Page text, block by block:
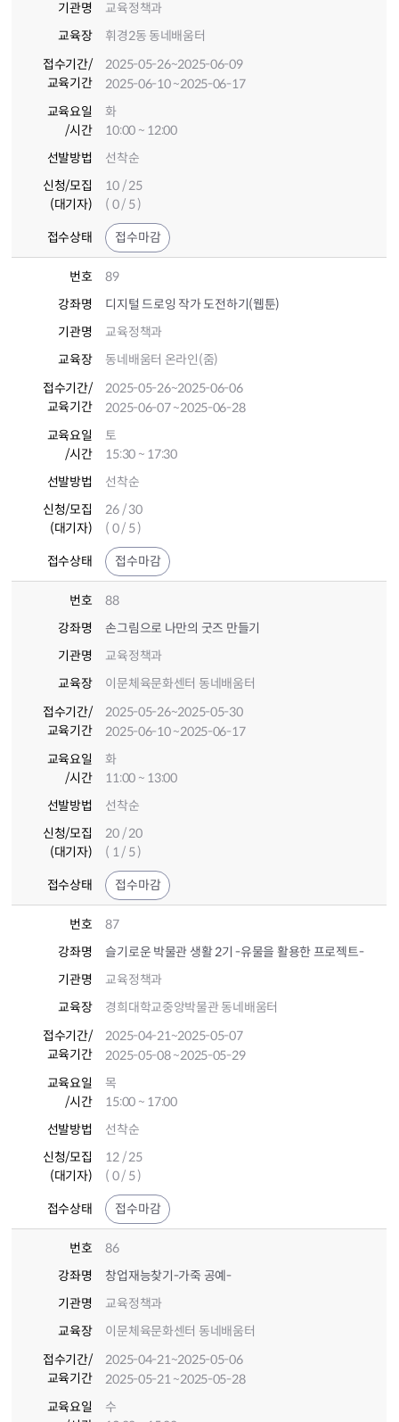
기관명
교육정책과
교육장
휘경2동 동네배움터
접수기간/
교육기간
2025-05-26~2025-06-09
2025-06-10~2025-06-17
교육요일
/시간
화
10:00 ~ 12:00
선발방법
선착순
신청/모집
(대기자)
10 / 25
( 0 / 5 )
접수상태 접수마감
번호
89
강좌명
디지털 드로잉 작가 도전하기(웹툰)
기관명
교육정책과
교육장
동네배움터 온라인(줌)
접수기간/
교육기간
2025-05-26~2025-06-06
2025-06-07~2025-06-28
교육요일
/시간
토
15:30 ~ 17:30
선발방법
선착순
신청/모집
(대기자)
26 / 30
( 0 / 5 )
접수상태 접수마감
번호
88
강좌명
손그림으로 나만의 굿즈 만들기
기관명
교육정책과
교육장
이문체육문화센터 동네배움터
접수기간/
교육기간
2025-05-26~2025-05-30
2025-06-10~2025-06-17
교육요일
/시간
화
11:00 ~ 13:00
선발방법
선착순
신청/모집
(대기자)
20 / 20
( 1 / 5 )
접수상태 접수마감
번호
87
강좌명
슬기로운 박물관 생활 2기 -유물을 활용한 프로젝트-
기관명
교육정책과
교육장
경희대학교중앙박물관 동네배움터
접수기간/
교육기간
2025-04-21~2025-05-07
2025-05-08~2025-05-29
교육요일
/시간
목
15:00 ~ 17:00
선발방법
선착순
신청/모집
(대기자)
12 / 25
( 0 / 5 )
접수상태 접수마감
번호
86
강좌명
창업재능찾기-가죽 공예-
기관명
교육정책과
교육장
이문체육문화센터 동네배움터
접수기간/
교육기간
2025-04-21~2025-05-06
2025-05-21~2025-05-28
교육요일
수